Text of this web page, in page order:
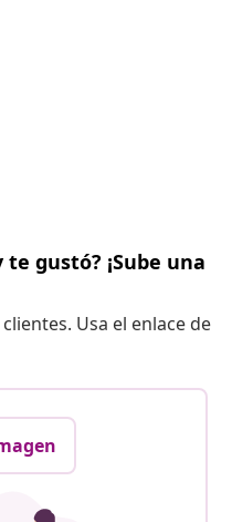
gustó? ¡Sube una
Usa el enlace de